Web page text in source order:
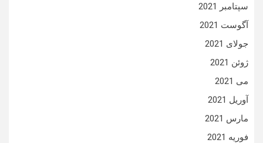
سپتامبر 2021
آگوست 2021
جولای 2021
ژوئن 2021
می 2021
آوریل 2021
مارس 2021
فوریه 2021